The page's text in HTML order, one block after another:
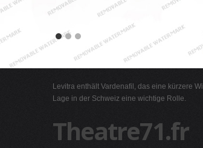
Levitra enthält Vardenafil, das eine kürzere
Lage in der Schweiz eine wichtige Rolle.
Theatre71.fr